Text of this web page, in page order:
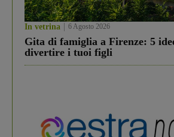
In vetrina 6 Agosto 2026
Gita di famiglia a Firenze: 5
divertire i tuoi figli